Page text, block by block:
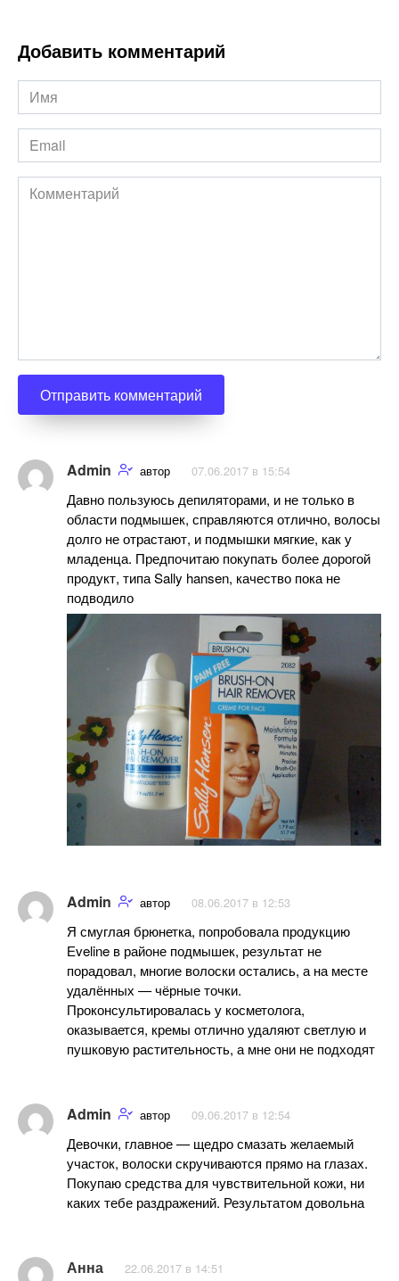
Добавить комментарий
Имя
*
Email
*
Комментарий
Admin автор 07.06.2017 в 15:54
Давно пользуюсь депиляторами, и не только в
области подмышек, справляются отлично, волосы
долго не отрастают, и подмышки мягкие, как у
младенца. Предпочитаю покупать более дорогой
продукт, типа Sally hansen, качество пока не
подводило
Admin автор 08.06.2017 в 12:53
Я смуглая брюнетка, попробовала продукцию
Еveline в районе подмышек, результат не
порадовал, многие волоски остались, а на месте
удалённых — чёрные точки.
Проконсультировалась у косметолога,
оказывается, кремы отлично удаляют светлую и
пушковую растительность, а мне они не подходят
Admin автор 09.06.2017 в 12:54
Девочки, главное — щедро смазать желаемый
участок, волоски скручиваются прямо на глазах.
Покупаю средства для чувствительной кожи, ни
каких тебе раздражений. Результатом довольна
Анна 22.06.2017 в 14:51